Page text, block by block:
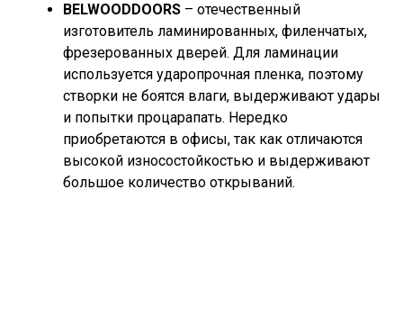
BELWOODDOORS – отечественный
изготовитель ламинированных, филенчатых,
фрезерованных дверей. Для ламинации
используется ударопрочная пленка, поэтому
створки не боятся влаги, выдерживают удары
и попытки процарапать. Нередко
приобретаются в офисы, так как отличаются
высокой износостойкостью и выдерживают
большое количество открываний.